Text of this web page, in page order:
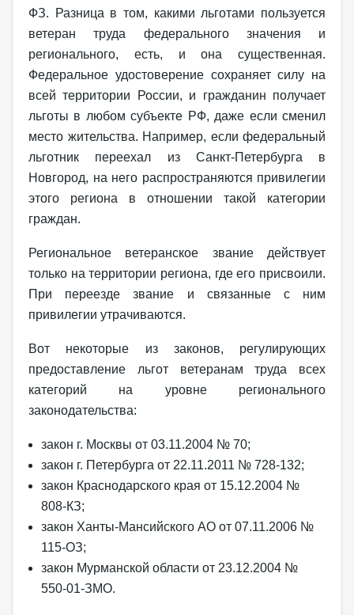
ФЗ. Разница в том, какими льготами пользуется
ветеран труда федерального значения и
регионального, есть, и она существенная.
Федеральное удостоверение сохраняет силу на
всей территории России, и гражданин получает
льготы в любом субъекте РФ, даже если сменил
место жительства. Например, если федеральный
льготник переехал из Санкт-Петербурга в
Новгород, на него распространяются привилегии
этого региона в отношении такой категории
граждан.
Региональное ветеранское звание действует
только на территории региона, где его присвоили.
При переезде звание и связанные с ним
привилегии утрачиваются.
Вот некоторые из законов, регулирующих
предоставление льгот ветеранам труда всех
категорий на уровне регионального
законодательства:
закон г. Москвы от 03.11.2004 № 70;
закон г. Петербурга от 22.11.2011 № 728-132;
закон Краснодарского края от 15.12.2004 №
808-КЗ;
закон Ханты-Мансийского АО от 07.11.2006 №
115-ОЗ;
закон Мурманской области от 23.12.2004 №
550-01-ЗМО.